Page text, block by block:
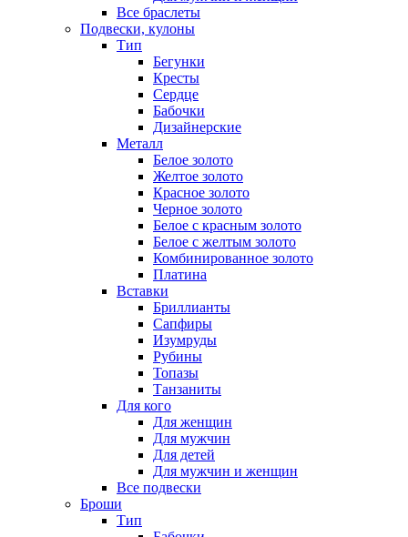
Все браслеты
Подвески, кулоны
Тип
Бегунки
Кресты
Сердце
Бабочки
Дизайнерские
Металл
Белое золото
Желтое золото
Красное золото
Черное золото
Белое с красным золото
Белое с желтым золото
Комбинированное золото
Платина
Вставки
Бриллианты
Сапфиры
Изумруды
Рубины
Топазы
Танзаниты
Для кого
Для женщин
Для мужчин
Для детей
Для мужчин и женщин
Все подвески
Броши
Тип